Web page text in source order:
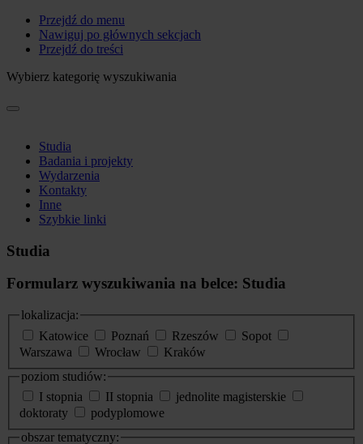
Przejdź do menu
Nawiguj po głównych sekcjach
Przejdź do treści
Wybierz kategorię wyszukiwania
Studia
Badania i projekty
Wydarzenia
Kontakty
Inne
Szybkie linki
Studia
Formularz wyszukiwania na belce: Studia
lokalizacja:
Katowice
Poznań Rzeszów
Sopot
Warszawa
Wrocław
Kraków
poziom studiów:
I stopnia
II stopnia
jednolite magisterskie
doktoraty
podyplomowe
obszar tematyczny: